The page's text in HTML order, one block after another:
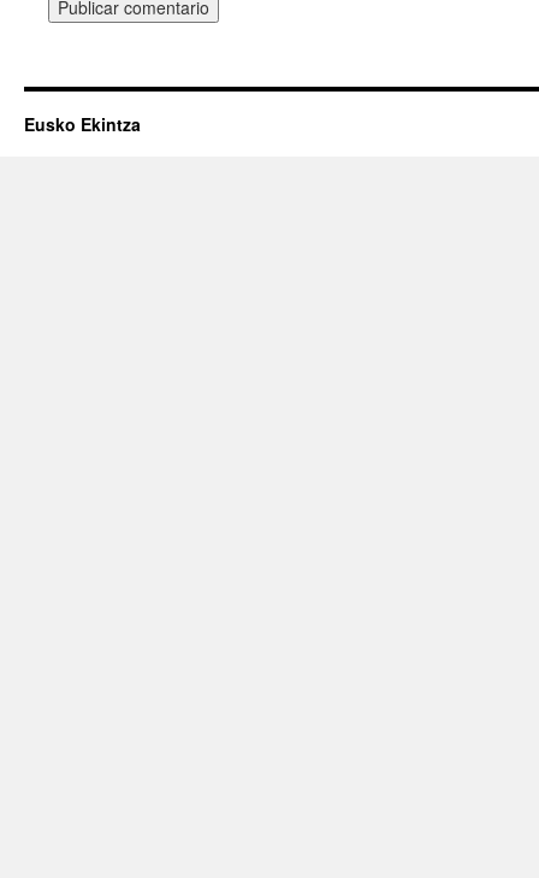
Eusko Ekintza